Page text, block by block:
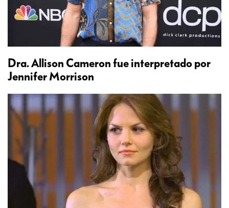
Dra. Allison Cameron fue interpretado por
Jennifer Morrison